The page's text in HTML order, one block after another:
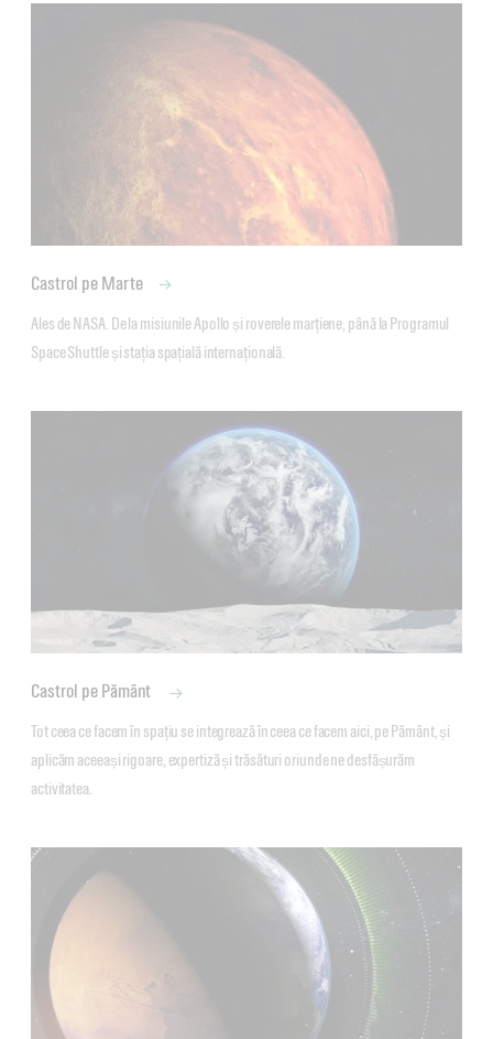
Castrol pe Marte
Ales de NASA. De la misiunile Apollo și roverele marțiene, până la Programul
Space Shuttle și stația spațială internațională.
Castrol pe Pământ
Tot ceea ce facem în spațiu se integrează în ceea ce facem aici, pe Pământ, și
aplicăm aceeași rigoare, expertiză și trăsături oriunde ne desfășurăm
activitatea.